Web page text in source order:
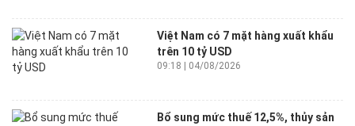
Việt Nam có 7 mặt hàng xuất khẩu
trên 10 tỷ USD
09:18 | 04/08/2026
Bổ sung mức thuế 12,5%, thủy sản